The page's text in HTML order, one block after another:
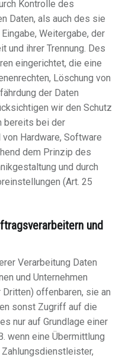
Kontrolle des
Daten, als auch des sie
Weitergabe, der
und ihrer Trennung. Des
eingerichtet, die eine
Löschung von
der Daten
wir den Schutz
bereits bei der
Hardware, Software
dem Prinzip des
und durch
(Art. 25
und
Verarbeitung Daten
und Unternehmen
offenbaren, sie an
sonst Zugriff auf die
nur auf Grundlage einer
wenn eine Übermittlung